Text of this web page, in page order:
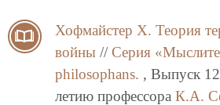
Хофмайстер Х. Теория
войны // Серия
philosophans. , Выпуск
летию профессора К.А.